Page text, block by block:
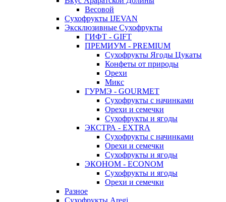
Весовой
Сухофрукты IJEVAN
Эксклюзивные Сухофрукты
ГИФТ - GIFT
ПРЕМИУМ - PREMIUM
Сухофрукты Ягоды Цукаты
Конфеты от природы
Орехи
Микс
ГУРМЭ - GOURMET
Сухофрукты с начинками
Орехи и семечки
Сухофрукты и ягоды
ЭКСТРА - EXTRA
Сухофрукты с начинками
Орехи и семечки
Сухофрукты и ягоды
ЭКОНОМ - ECONOM
Сухофрукты и ягоды
Орехи и семечки
Разное
Сухофрукты Aregi